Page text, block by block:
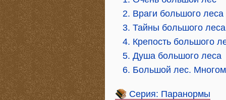
2. Враги большого леса
3. Тайны большого леса
4. Крепость большого
5. Душа большого леса
6. Большой лес.
Серия: Паранормы